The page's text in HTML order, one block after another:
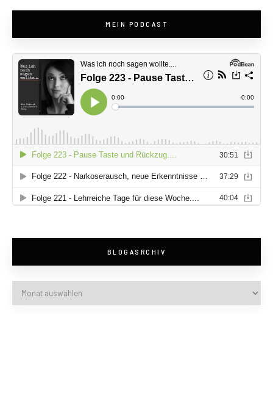
MEIN PODCAST
BLOGASRCHIV